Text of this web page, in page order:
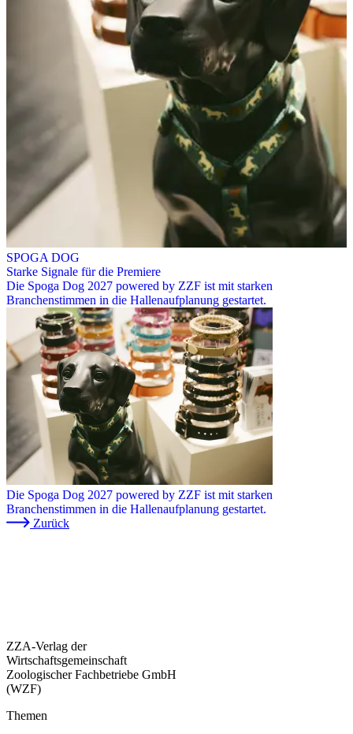
SPOGA DOG
Starke Signale für die Premiere
Die Spoga Dog 2027 powered by ZZF ist mit starken
Branchenstimmen in die Hallenaufplanung gestartet.
Die Spoga Dog 2027 powered by ZZF ist mit starken
Branchenstimmen in die Hallenaufplanung gestartet.
Zurück
ZZA-Verlag der
Wirtschaftsgemeinschaft
Zoologischer Fachbetriebe GmbH
(WZF)
Themen